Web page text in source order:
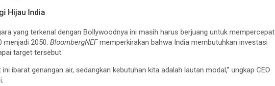
Hijau India
yang terkenal dengan Bollywoodnya ini masih harus berjuang untuk mempercepat
menjadi 2050. BloombergNEFmemperkirakan bahwa India membutuhkan investasi
target tersebut.
ibarat genangan air, sedangkan kebutuhan kita adalah lautan modal,” ungkap CEO